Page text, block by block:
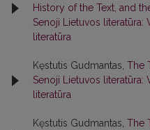
History of the Text, and
Senoji Lietuvos literatūra:
literatūra
Kęstutis Gudmantas, The
Senoji Lietuvos literatūra:
literatūra
Kęstutis Gudmantas, The